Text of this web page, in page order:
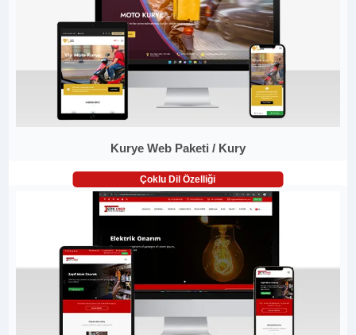
Kurye Web Paketi / Kury
Çoklu Dil Özelliği